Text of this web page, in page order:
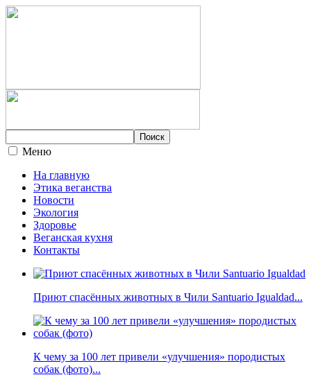
Меню
На главную
Этика веганства
Новости
Экология
Здоровье
Веганская кухня
Контакты
Приют спасённых животных в Чили Santuario Igualdad...
К чему за 100 лет привели «улучшения» породистых
собак (фото)...